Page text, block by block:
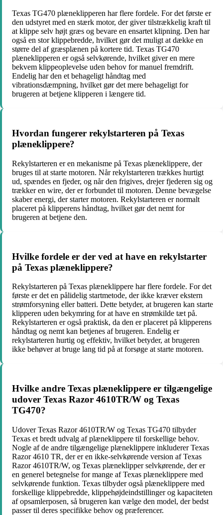
Texas TG470 plæneklipperen har flere fordele. For det første er
den udstyret med en stærk motor, der giver tilstrækkelig kraft til
at klippe selv højt græs og bevare en ensartet klipning. Den har
også en stor klippebredde, hvilket gør det muligt at dække en
større del af græsplænen på kortere tid. Texas TG470
plæneklipperen er også selvkørende, hvilket giver en mere
bekvem klippeoplevelse uden behov for manuel fremdrift.
Endelig har den et behageligt håndtag med
vibrationsdæmpning, hvilket gør det mere behageligt for
brugeren at betjene klipperen i længere tid.
Hvordan fungerer rekylstarteren på Texas
plæneklippere?
Rekylstarteren er en mekanisme på Texas plæneklippere, der
bruges til at starte motoren. Når rekylstarteren trækkes hurtigt
ud, spændes en fjeder, og når den frigives, drejer fjederen sig og
trækker en wire, der er forbundet til motoren. Denne bevægelse
skaber energi, der starter motoren. Rekylstarteren er normalt
placeret på klipperens håndtag, hvilket gør det nemt for
brugeren at betjene den.
Hvilke fordele er der ved at have en rekylstarter
på Texas plæneklippere?
Rekylstarteren på Texas plæneklippere har flere fordele. For det
første er det en pålidelig startmetode, der ikke kræver ekstern
strømforsyning eller batteri. Dette betyder, at brugeren kan starte
klipperen uden bekymring for at have en strømkilde tæt på.
Rekylstarteren er også praktisk, da den er placeret på klipperens
håndtag og nemt kan betjenes af brugeren. Endelig er
rekylstarteren hurtig og effektiv, hvilket betyder, at brugeren
ikke behøver at bruge lang tid på at forsøge at starte motoren.
Hvilke andre Texas plæneklippere er tilgængelige
udover Texas Razor 4610TR/W og Texas
TG470?
Udover Texas Razor 4610TR/W og Texas TG470 tilbyder
Texas et bredt udvalg af plæneklippere til forskellige behov.
Nogle af de andre tilgængelige plæneklippere inkluderer Texas
Razor 4610 TR, der er en ikke-selvkørende version af Texas
Razor 4610TR/W, og Texas plæneklipper selvkørende, der er
en generel betegnelse for mange af Texas plæneklippere med
selvkørende funktion. Texas tilbyder også plæneklippere med
forskellige klippebredde, klippehøjdeindstillinger og kapaciteten
af opsamlerposen, så brugeren kan vælge den model, der bedst
passer til deres specifikke behov og præferencer.